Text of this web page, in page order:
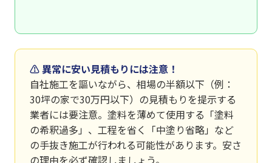
⚠ 異常に安い見積もりには注意！
自社施工を謳いながら、相場の半額以下（例：
30坪の家で30万円以下）の見積もりを提示する
業者には要注意。塗料を薄めて使用する「塗料
の希釈過多」、工程を省く「中塗り省略」など
の手抜き施工が行われる可能性があります。安さ
の理由を必ず確認しましょう。